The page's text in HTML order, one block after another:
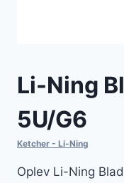
Li-Ning
5U/G6
Ketcher - Li-Ning
Oplev Li-Ning